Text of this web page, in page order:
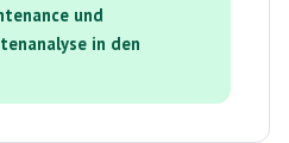
und
in den